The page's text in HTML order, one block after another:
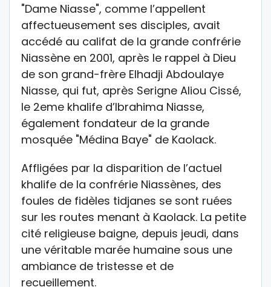
"Dame Niasse", comme l’appellent
affectueusement ses disciples, avait
accédé au califat de la grande confrérie
Niassène en 2001, après le rappel à Dieu
de son grand-frère Elhadji Abdoulaye
Niasse, qui fut, après Serigne Aliou Cissé,
le 2eme khalife d’Ibrahima Niasse,
également fondateur de la grande
mosquée "Médina Baye" de Kaolack.
Affligées par la disparition de l’actuel
khalife de la confrérie Niassènes, des
foules de fidèles tidjanes se sont ruées
sur les routes menant à Kaolack. La petite
cité religieuse baigne, depuis jeudi, dans
une véritable marée humaine sous une
ambiance de tristesse et de
recueillement.